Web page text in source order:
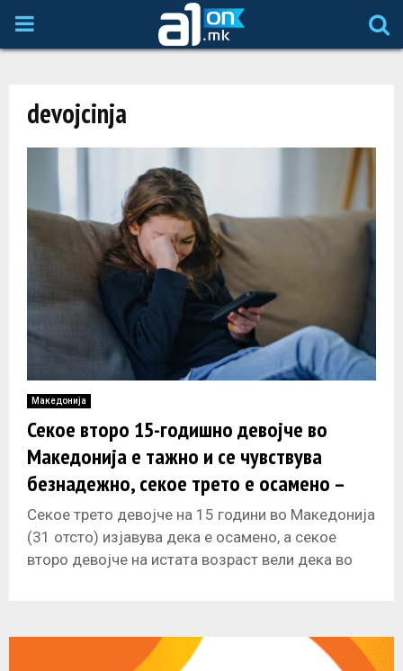
P
A
E
N
U
devojcinja
Македонија
Секое второ 15-годишно девојче во
Mакедонија е тажно и се чувствува
безнадежно, секое трето е осамено –
анализа на СЗО
Секое трето девојче на 15 години во Македонија
(31 отсто) изјавува дека е осамено, a секое
второ девојче на истата возраст вели дека во